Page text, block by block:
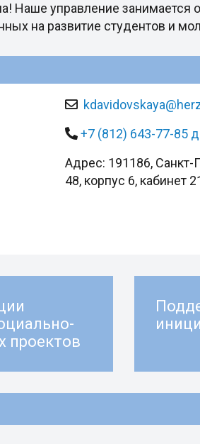
Наше управление занимается
на развитие студентов и
+7 (812) 643-77-85
Адрес: 191186, Санкт-
48, корпус 6, кабинет
проектов